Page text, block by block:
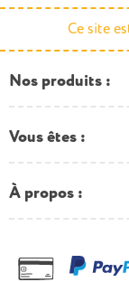
Ce site
Nos produits
Vous êtes
À propos